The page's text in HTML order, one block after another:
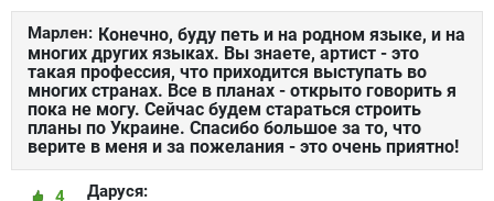
Марлен: Конечно, буду петь и на родном языке, и на
многих других языках. Вы знаете, артист - это
такая профессия, что приходится выступать во
многих странах. Все в планах - открыто говорить я
пока не могу. Сейчас будем стараться строить
планы по Украине. Спасибо большое за то, что
верите в меня и за пожелания - это очень приятно!
Даруся:
4